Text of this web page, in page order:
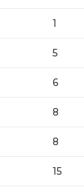
1
5
6
8
8
15